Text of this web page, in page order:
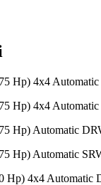
Hp) 4x4
Hp) 4x4 Automatic
Hp) Automatic
Hp) Automatic
Hp) 4x4 Automatic